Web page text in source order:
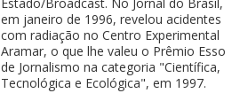
em janeiro de 1996, revelou acidentes
com radiação no Centro Experimental
Aramar, o que lhe valeu o Prêmio Esso
de Jornalismo na categoria "Científica,
Tecnológica e Ecológica", em 1997.